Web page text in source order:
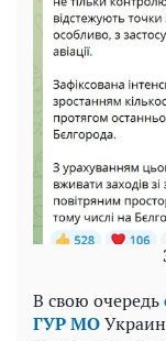
В свою очередь
ГУР МО